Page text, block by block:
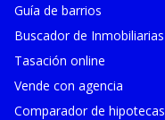
Guía de barrios
Buscador de Inmobiliarias
Tasación online
Vende con agencia
Comparador de hipotecas